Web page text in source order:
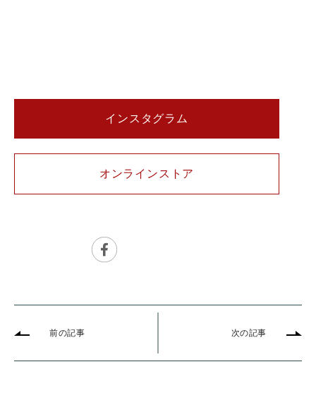
インスタグラム
オンラインストア
前の記事 次の記事